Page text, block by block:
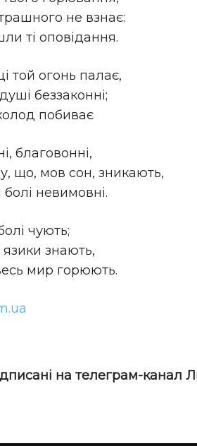
не взнає:
ті оповідання.
той огонь палає,
беззаконні;
побиває
благовонні,
що, мов сон, зникають,
невимовні.
чують;
язики знають,
мир горюють.
на телеграм-канал